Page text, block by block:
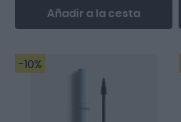
Añadir a la cesta
-10%